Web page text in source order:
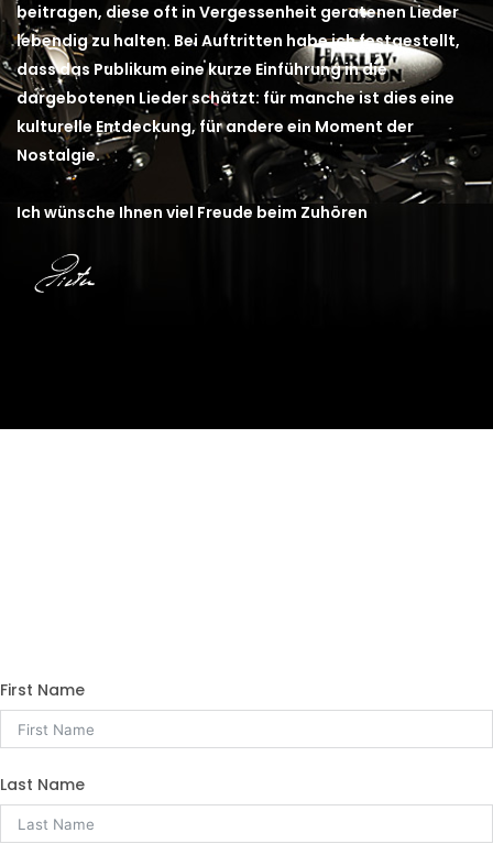
beitragen, diese oft in Vergessenheit geratenen Lieder
lebendig zu halten. Bei Auftritten habe ich festgestellt,
dass das Publikum eine kurze Einführung in die
dargebotenen Lieder schätzt: für manche ist dies eine
kulturelle Entdeckung, für andere ein Moment der
Nostalgie.
Ich wünsche Ihnen viel Freude beim Zuhören
First Name
Last Name